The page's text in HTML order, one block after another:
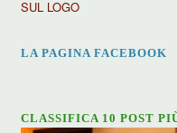
SUL LOGO
LA PAGINA FACEBOOK
CLASSIFICA 10 POST